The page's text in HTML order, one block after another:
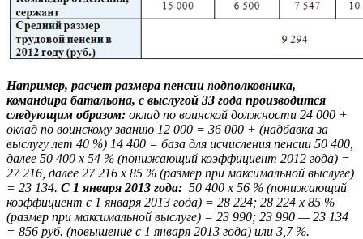
Например, расчет размера пенсии подполковника,
командира батальона, с выслугой 33 года производится
следующим образом: оклад по воинской должности 24 000 +
оклад по воинскому званию 12 000 = 36 000 + (надбавка за
выслугу лет 40 %) 14 400 = база для исчисления пенсии 50 400,
далее 50 400 x 54 % (понижающий коэффициент 2012 года) =
27 216, далее 27 216 x 85 % (размер при максимальной выслуге)
= 23 134. С 1 января 2013 года: 50 400 x 56 % (понижающий
коэффициент с 1 января 2013 года) = 28 224; 28 224 x 85 %
(размер при максимальной выслуге) = 23 990; 23 990 — 23 134
= 856 руб. (повышение с 1 января 2013 года) или 3,7 %.